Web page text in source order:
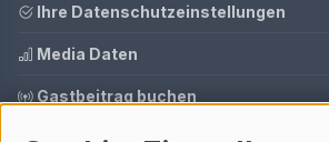
Ihre Datenschutzeinstellungen
Media Daten
Gastbeitrag buchen